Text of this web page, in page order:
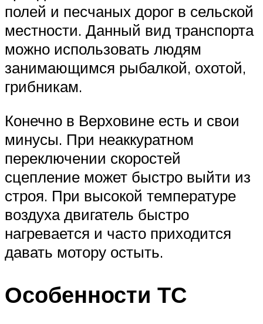
полей и песчаных дорог в сельской
местности. Данный вид транспорта
можно использовать людям
занимающимся рыбалкой, охотой,
грибникам.
Конечно в Верховине есть и свои
минусы. При неаккуратном
переключении скоростей
сцепление может быстро выйти из
строя. При высокой температуре
воздуха двигатель быстро
нагревается и часто приходится
давать мотору остыть.
Особенности ТС